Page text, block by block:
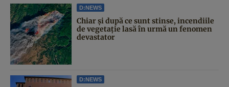
D:NEWS
Chiar și după ce sunt stinse, incendiile
de vegetație lasă în urmă un fenomen
devastator
D:NEWS